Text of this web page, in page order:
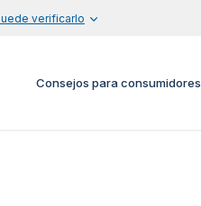
verificarlo
Consejos para consumidores